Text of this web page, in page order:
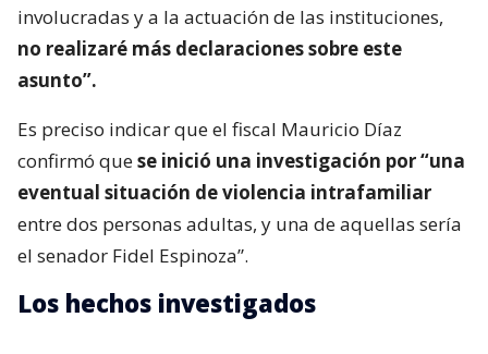
involucradas y a la actuación de las instituciones,
no realizaré más declaraciones sobre este
asunto”.
Es preciso indicar que el fiscal Mauricio Díaz
confirmó quese inició una investigación por “una
eventual situación de violencia intrafamiliar
entre dos personas adultas, y una de aquellas sería
el senador Fidel Espinoza”.
Los hechos investigados